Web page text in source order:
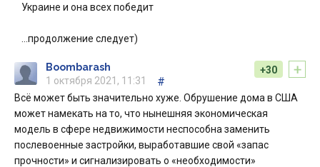
Украине и она всех победит
…продолжение следует)
+
+30
Boombarash
1 октября 2021, 11:31
#
Всё может быть значительно хуже. Обрушение дома в США
может намекать на то, что нынешняя экономическая
модель в сфере недвижимости неспособна заменить
послевоенные застройки, выработавшие свой «запас
прочности» и сигнализировать о «необходимости»